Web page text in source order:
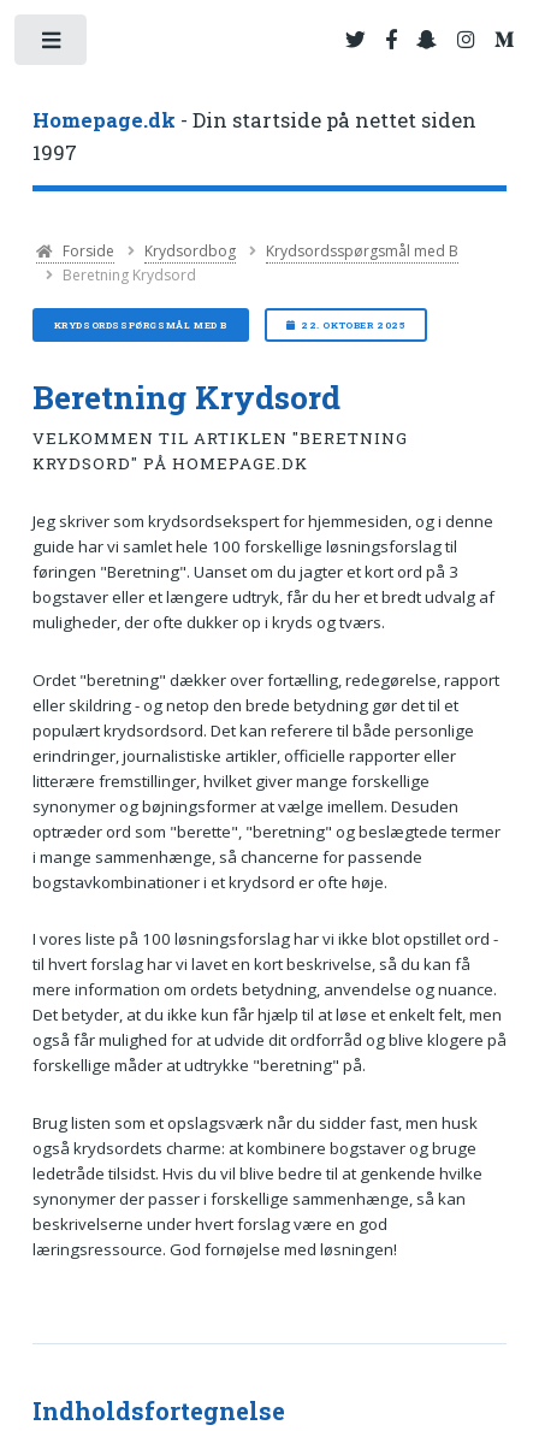
Homepage.dk - Din startside på nettet siden
1997
Forside Krydsordbog
Krydsordsspørgsmål med B
Beretning Krydsord
KRYDSORDSSPØRGSMÅL MED B 22. OKTOBER 2025
Beretning Krydsord
VELKOMMEN TIL ARTIKLEN "BERETNING
KRYDSORD" PÅ HOMEPAGE.DK
Jeg skriver som krydsordsekspert for hjemmesiden, og i denne
guide har vi samlet hele 100 forskellige løsningsforslag til
føringen "Beretning". Uanset om du jagter et kort ord på 3
bogstaver eller et længere udtryk, får du her et bredt udvalg af
muligheder, der ofte dukker op i kryds og tværs.
Ordet "beretning" dækker over fortælling, redegørelse, rapport
eller skildring - og netop den brede betydning gør det til et
populært krydsordsord. Det kan referere til både personlige
erindringer, journalistiske artikler, officielle rapporter eller
litterære fremstillinger, hvilket giver mange forskellige
synonymer og bøjningsformer at vælge imellem. Desuden
optræder ord som "berette", "beretning" og beslægtede termer
i mange sammenhænge, så chancerne for passende
bogstavkombinationer i et krydsord er ofte høje.
I vores liste på 100 løsningsforslag har vi ikke blot opstillet ord -
til hvert forslag har vi lavet en kort beskrivelse, så du kan få
mere information om ordets betydning, anvendelse og nuance.
Det betyder, at du ikke kun får hjælp til at løse et enkelt felt, men
også får mulighed for at udvide dit ordforråd og blive klogere på
forskellige måder at udtrykke "beretning" på.
Brug listen som et opslagsværk når du sidder fast, men husk
også krydsordets charme: at kombinere bogstaver og bruge
ledetråde tilsidst. Hvis du vil blive bedre til at genkende hvilke
synonymer der passer i forskellige sammenhænge, så kan
beskrivelserne under hvert forslag være en god
læringsressource. God fornøjelse med løsningen!
Indholdsfortegnelse